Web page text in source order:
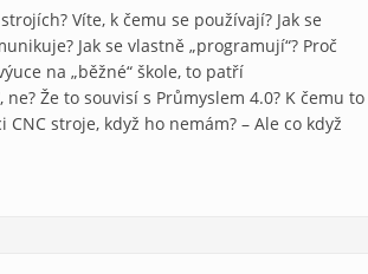
Víte, k čemu se používají? Jak se
Jak se vlastně „programují“? Proč
na „běžné“ škole, to patří
ne? Že to souvisí s Průmyslem 4.0? K čemu to
stroje, když ho nemám? – Ale co když